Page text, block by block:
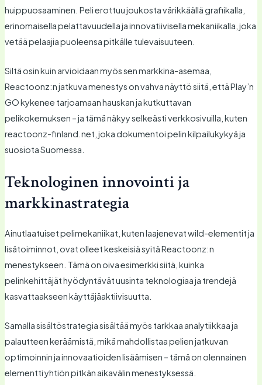
huippuosaaminen. Peli erottuu joukosta värikkäällä grafiikalla,
erinomaisella pelattavuudella ja innovatiivisella mekaniikalla, joka
vetää pelaajia puoleensa pitkälle tulevaisuuteen.
Siltä osin kuin arvioidaan myös sen markkina-asemaa,
Reactoonz:n jatkuva menestys on vahva näyttö siitä, että Play’n
GO kykenee tarjoamaan hauskan ja kutkuttavan
pelikokemuksen – ja tämä näkyy selkeästi verkkosivuilla, kuten
reactoonz-finland.net, joka dokumentoi pelin kilpailukykyä ja
suosiota Suomessa.
Teknologinen innovointi ja
markkinastrategia
Ainutlaatuiset pelimekaniikat, kuten laajenevat wild-elementit ja
lisätoiminnot, ovat olleet keskeisiä syitä Reactoonz:n
menestykseen. Tämä on oiva esimerkki siitä, kuinka
pelinkehittäjät hyödyntävät uusinta teknologiaa ja trendejä
kasvattaakseen käyttäjäaktiivisuutta.
Samalla sisältöstrategia sisältää myös tarkkaa analytiikkaa ja
palautteen keräämistä, mikä mahdollistaa pelien jatkuvan
optimoinnin ja innovaatioiden lisäämisen – tämä on olennainen
elementti yhtiön pitkän aikavälin menestyksessä.